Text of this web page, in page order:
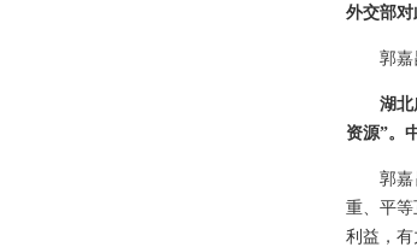
外交部对
郭嘉
湖北
资源”。
郭
重、平
利益，